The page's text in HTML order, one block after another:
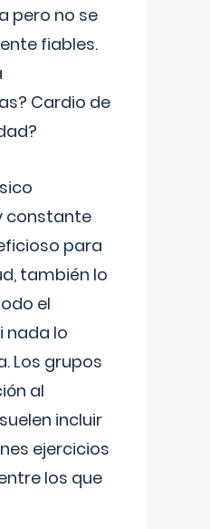
pero no se
fiables.
Cardio de
constante
para
también lo
el
nada lo
Los grupos
al
incluir
ejercicios
los que